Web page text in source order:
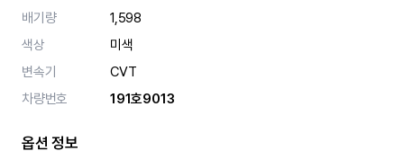
배기량
1,598
색상
미색
변속기
CVT
차량번호
191호9013
옵션 정보